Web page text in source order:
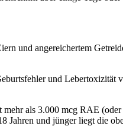
und angereichertem
und Lebertoxizität
als 3.000 mcg RAE
Jahren und jünger liegt die